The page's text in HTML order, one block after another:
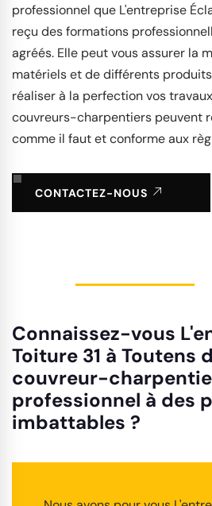
professionnel que L'entreprise
reçu des formations
agréés. Elle peut vous assurer la
matériels et de différents
réaliser à la perfection vos
couvreurs-charpentiers peuvent
comme il faut et conforme aux
CONTACTEZ-NOUS
Connaissez-vous
Toiture 31 à Toutens
couvreur-
professionnel à des
imbattables ?